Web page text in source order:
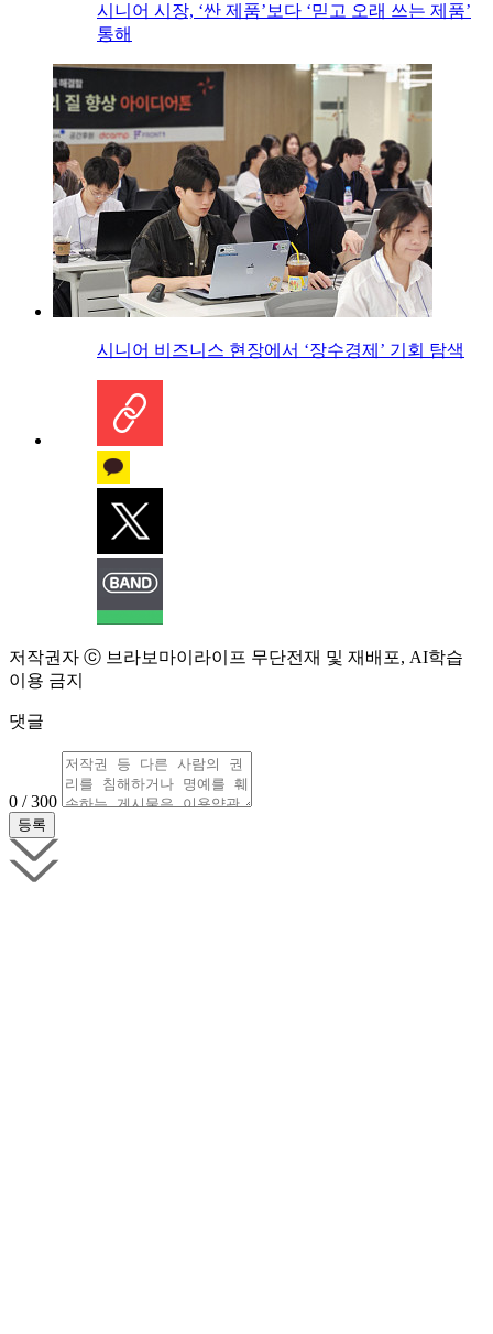
시니어 시장, ‘싼 제품’보다 ‘믿고 오래 쓰는 제품’
통해
시니어 비즈니스 현장에서 ‘장수경제’ 기회 탐색
저작권자 ⓒ 브라보마이라이프 무단전재 및 재배포, AI학습
이용 금지
댓글
0 / 300